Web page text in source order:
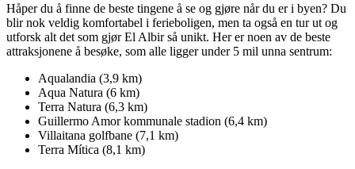
Håper du å finne de beste tingene å se og gjøre når du er i byen? Du
blir nok veldig komfortabel i ferieboligen, men ta også en tur ut og
utforsk alt det som gjør El Albir så unikt. Her er noen av de beste
attraksjonene å besøke, som alle ligger under 5 mil unna sentrum:
Aqualandia (3,9 km)
Aqua Natura (6 km)
Terra Natura (6,3 km)
Guillermo Amor kommunale stadion (6,4 km)
Villaitana golfbane (7,1 km)
Terra Mítica (8,1 km)